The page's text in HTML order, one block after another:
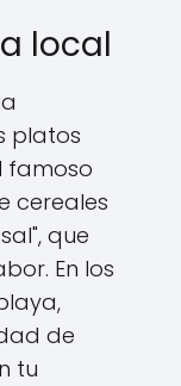
local
platos
famoso
cereales
que
En los
de
tu